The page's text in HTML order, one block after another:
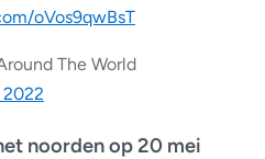
oVos9qwBsT
The World
2022
noorden op 20 mei